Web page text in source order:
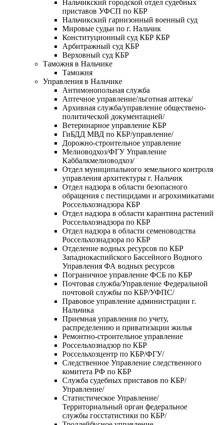
Нальчикский городской отдел судебных
приставов УФСП по КБР
Нальчикский гарнизонный военный суд
Мировые судьи по г. Нальчик
Конституционный суд КБР КБР
Арбитражный суд КБР
Верховный суд КБР
Таможня в Нальчике
Таможня
Управления в Нальчике
Антимонопольная служба
Аптечное управление/льготная аптека/
Архивная служба/управление обществено-
политической документацией/
Ветеринарное управление КБР
ГиБДД МВД по КБР/управление/
Дорожно-строительное управление
Мелиоводхоз/ФГУ Управление
Каббалкмелиоводхоз/
Отдел муниципального земельного контроля
управления архитектуры г. Нальчик
Отдел надзора в области безопасного
обращения с пестицидами и агрохимикатами
Россельхознадзора КБР
Отдел надзора в области карантина растений
Россельхознадзора по КБР
Отдел надзора в области семеноводства
Россельхознадзора по КБР
Отделение водных ресурсов по КБР
Западнокаспийского Бассейного Водного
Управления ФА водных ресурсов
Пограничное управление ФСБ по КБР
Почтовая служба/Управление Федеральной
почтовой службы по КБР/УФПС/
Правовое управление администрации г.
Нальчика
Приемная управления по учету,
распределению и приватизации жилья
Ремонтно-строительное управление
Россельхознадзор по КБР
Россельхозцентр по КБР/ФГУ/
Следственное Управление следственного
комитета РФ по КБР
Служба судебных приставов по КБР/
Управление/
Статистическое Управление/
Территориальный орган федеральное
службы госстатистики по КБР/